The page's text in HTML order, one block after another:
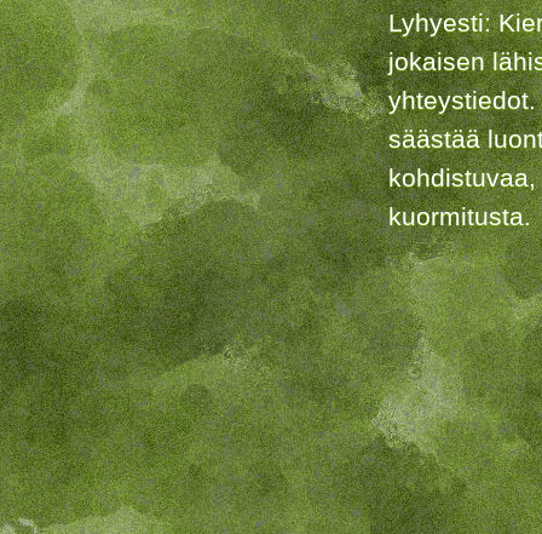
Lyhyesti:
jokaisen
säästää
kuormitusta.